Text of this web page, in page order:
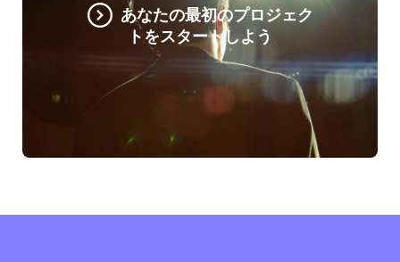
あなたの最初のプロジェク
トをスタートしよう